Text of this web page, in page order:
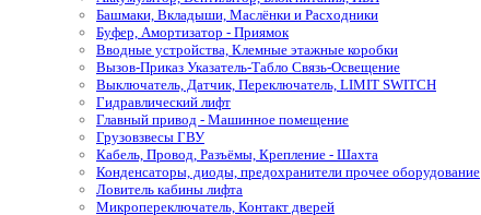
Башмаки, Вкладыши, Маслёнки и Расходники
Буфер, Амортизатор - Приямок
Вводные устройства, Клемные этажные коробки
Вызов-Приказ Указатель-Табло Связь-Освещение
Выключатель, Датчик, Переключатель, LIMIT SWITCH
Гидравлический лифт
Главный привод - Машинное помещение
Грузовзвесы ГВУ
Кабель, Провод, Разъёмы, Крепление - Шахта
Конденсаторы, диоды, предохранители прочее оборудование
Ловитель кабины лифта
Микропереключатель, Контакт дверей